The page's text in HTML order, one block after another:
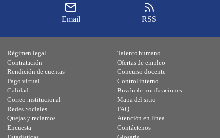
Email RSS
Régimen legal
Contratación
Rendición de cuentas
Pago virtual
Calidad
Talento humano
Ofertas de empleo
Concurso docente
Control interno
Buzón de notificaciones
Correo institucional
Redes Sociales
Quejas y reclamos
Encuesta
Mapa del sitio
FAQ
Atención en línea
Contáctenos